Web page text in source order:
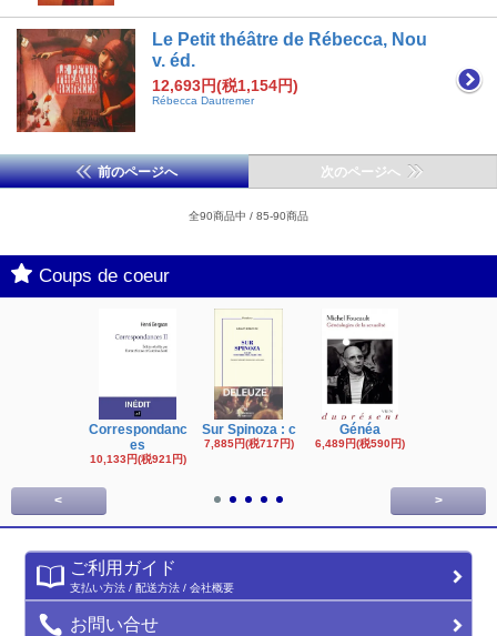
Le Petit théâtre de Rébecca, Nou
v. éd.
12,693円(税1,154円)
Rébecca Dautremer
前のページへ 次のページへ
全90商品中 / 85-90商品
Coups de coeur
Correspondanc
es
10,133円(税921円)
Sur Spinoza : c
7,885円(税717円)
Généa
6,489円(税590円)
< >
ご利用ガイド
支払い方法 / 配送方法 / 会社概要
お問い合せ